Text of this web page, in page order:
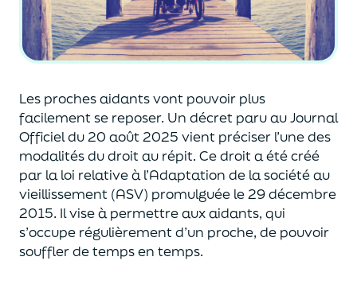
Les proches aidants vont pouvoir plus
facilement se reposer. Un décret paru auJournal
Officieldu 20 août 2025 vient préciser l’une des
modalités du droit au répit. Ce droit a été créé
par la loi relative à l’Adaptation de la société au
vieillissement (ASV) promulguée le 29 décembre
2015. Il vise à permettre aux aidants, qui
s’occupe régulièrementd’un proche, de pouvoir
soufflerde temps en temps.